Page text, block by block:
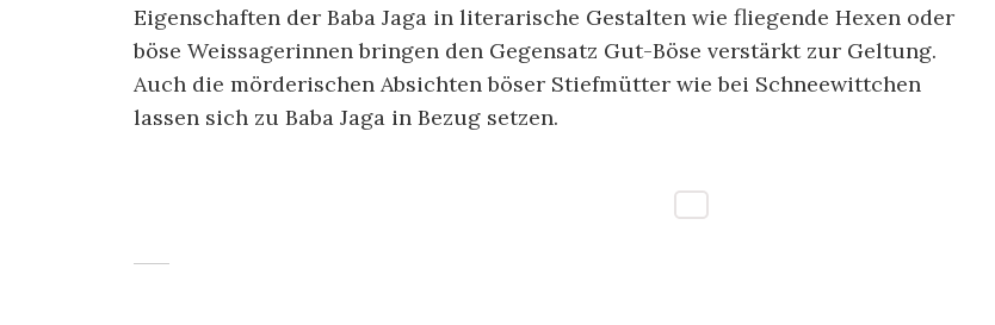
Eigenschaften der Baba Jaga in literarische Gestalten wie fliegende Hexen oder
böse Weissagerinnen bringen den Gegensatz Gut-Böse verstärkt zur Geltung.
Auch die mörderischen Absichten böser Stiefmütter wie bei Schneewittchen
lassen sich zu Baba Jaga in Bezug setzen.